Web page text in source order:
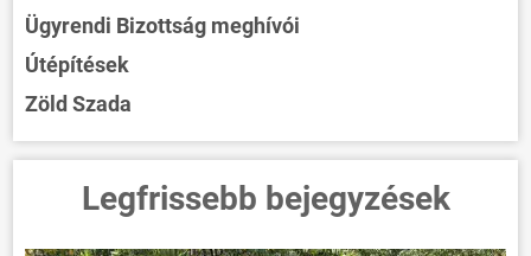
Ügyrendi Bizottság meghívói
Útépítések
Zöld Szada
Legfrissebb bejegyzések